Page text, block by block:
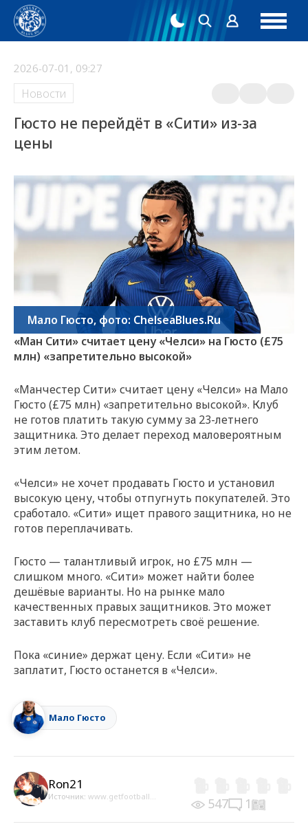
2026-07-01, 09:27
Новости
Гюсто не перейдёт в «Сити» из-за
цены
Мало Гюсто, фото: ChelseaBlues.Ru
«Ман Сити» считает цену «Челси» на Гюсто (£75
млн) «запретительно высокой»
«Манчестер Сити» считает цену «Челси» на Мало
Гюсто (£75 млн) «запретительно высокой». Клуб
не готов платить такую сумму за 23-летнего
защитника. Это делает переход маловероятным
этим летом.
«Челси» не хочет продавать Гюсто и установил
высокую цену, чтобы отпугнуть покупателей. Это
сработало. «Сити» ищет правого защитника, но не
готов переплачивать.
Гюсто — талантливый игрок, но £75 млн —
слишком много. «Сити» может найти более
дешёвые варианты. Но на рынке мало
качественных правых защитников. Это может
заставить клуб пересмотреть своё решение.
Пока «синие» держат цену. Если «Сити» не
заплатит, Гюсто останется в «Челси».
Мало Гюсто
Ron21
Источник: www.getfootball... 547 1